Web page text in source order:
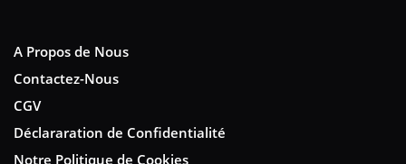
A Propos de Nous
Contactez-Nous
CGV
Déclararation de Confidentialité
Notre Politique de Cookies